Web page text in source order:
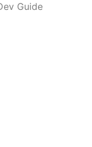
Guide